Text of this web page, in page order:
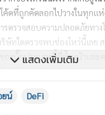
ฐภายในเวลาไม่ถึงครึ่งชั่วโม
เชน ข้อมูลจาก Check Point
ช่องโหว่ด้านความแม่นยำทาง
สภาพคล่อง ผลักดันยอดคงเห
ากนั้นจึงรันคำสั่งสับเปลี่ยนแ
วามผิดพลาดเล็กๆ น้อยๆ นั้
แสดงเพิ่มเติม
น์ DeFi